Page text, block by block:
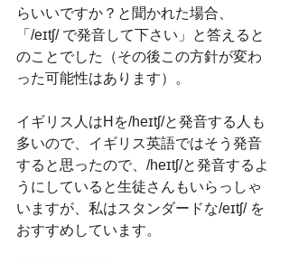
らいいですか？と聞かれた場合、
「/eɪtʃ/ で発音して下さい」と答えると
のことでした（その後この方針が変わ
った可能性はあります）。
イギリス人はHを/heɪtʃ/と発音する人も
多いので、イギリス英語ではそう発音
すると思ったので、/heɪtʃ/と発音するよ
うにしていると生徒さんもいらっしゃ
いますが、私はスタンダードな/eɪtʃ/ を
おすすめしています。